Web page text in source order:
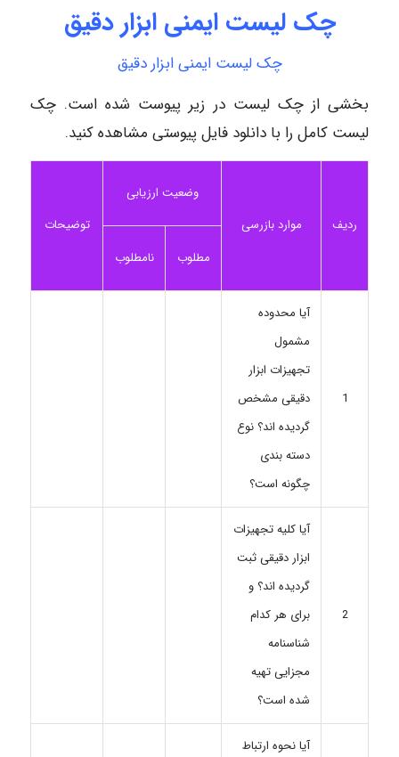
چک لیست ایمنی ابزار دقیق
چک لیست ایمنی ابزار دقیق
بخشی از چک لیست در زیر پیوست شده است. چک
لیست کامل را با دانلود فایل پیوستی مشاهده کنید.
ردیف موارد بازرسی
وضعیت ارزیابی
توضیحات
مطلوب
نامطلوب
1
آیا محدوده
مشمول
تجهیزات ابزار
دقیقی مشخص
گردیده اند؟ نوع
دسته بندی
چگونه است؟
2
آیا کلیه تجهیزات
ابزار دقیقی ثبت
گردیده اند؟ و
برای هر کدام
شناسنامه
مجزایی تهیه
شده است؟
آیا نحوه ارتباط